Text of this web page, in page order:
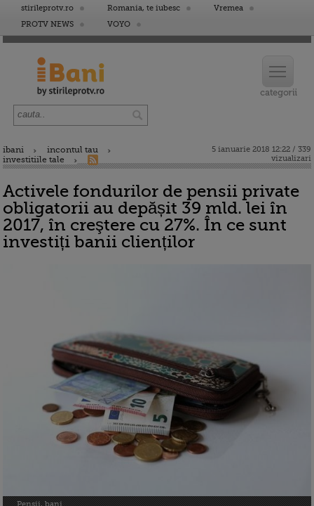
stirileprotv.ro Romania, te iubesc
Vremea
PROTV NEWS
VOYO
ibani
incontul tau
investitiile tale
5 ianuarie 2018 12:22 / 339
vizualizari
Activele fondurilor de pensii private
obligatorii au depășit 39 mld. lei în
2017, în creştere cu 27%. În ce sunt
investiți banii clienților